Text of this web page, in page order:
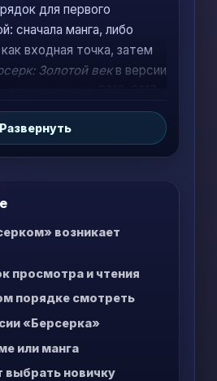
для первого
сначала манга, либо
входная точка, затем
Золотой векв версии
уже после понимания
и Memorial Edition
Развернуть
возникает
просмотра и чтения
порядке смотреть
«Берсерка»
или манга
новичку